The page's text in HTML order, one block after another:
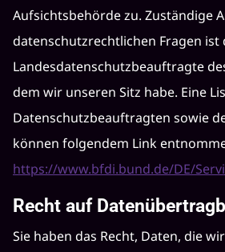
Aufsichtsbehörde zu. Zuständige
datenschutzrechtlichen Fragen ist
Landesdatenschutzbeauftragte
dem wir unseren Sitz habe. Eine
Datenschutzbeauftragten sowie
können folgendem Link
https://www.bfdi.bund.de/DE/
Recht auf
Sie haben das Recht, Daten, die